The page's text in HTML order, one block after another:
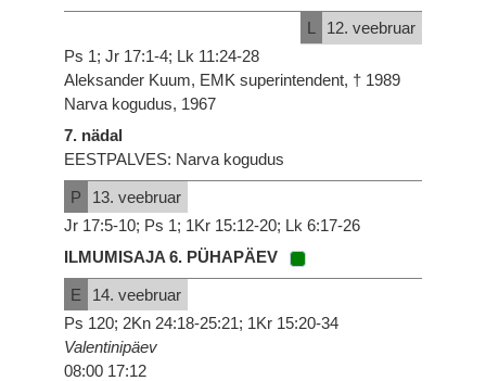
L
12. veebruar
Ps 1; Jr 17:1-4; Lk 11:24-28
Aleksander Kuum, EMK superintendent, † 1989
Narva kogudus, 1967
7. nädal
EESTPALVES: Narva kogudus
P
13. veebruar
Jr 17:5-10; Ps 1; 1Kr 15:12-20; Lk 6:17-26
ILMUMISAJA 6. PÜHAPÄEV
E
14. veebruar
Ps 120; 2Kn 24:18-25:21; 1Kr 15:20-34
Valentinipäev
08:00 17:12